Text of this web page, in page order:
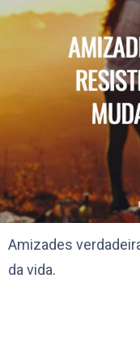
Amizades
da vida.